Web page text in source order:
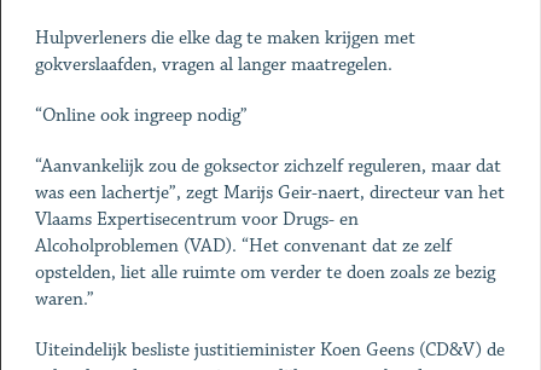
Hulpverleners die elke dag te maken krijgen met
gokverslaafden, vragen al langer maatregelen.
“Online ook ingreep nodig”
“Aanvankelijk zou de goksector zichzelf reguleren, maar dat
was een lachertje”, zegt Marijs Geir-naert, directeur van het
Vlaams Expertisecentrum voor Drugs- en
Alcoholproblemen (VAD). “Het convenant dat ze zelf
opstelden, liet alle ruimte om verder te doen zoals ze bezig
waren.”
Uiteindelijk besliste justitieminister Koen Geens (CD&V) de